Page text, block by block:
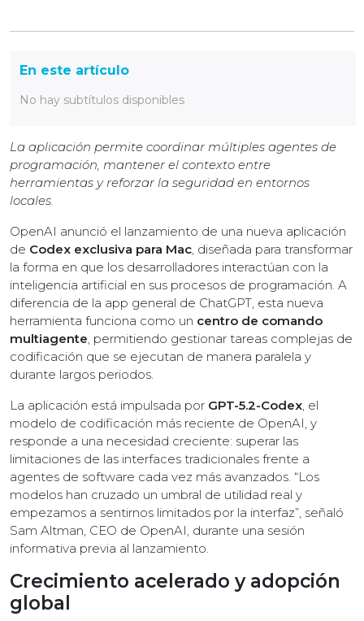
En este artículo
No hay subtítulos disponibles
La aplicación permite coordinar múltiples agentes de
programación, mantener el contexto entre
herramientas y reforzar la seguridad en entornos
locales.
OpenAI anunció el lanzamiento de una nueva aplicación
de Codex exclusiva para Mac, diseñada para transformar
la forma en que los desarrolladores interactúan con la
inteligencia artificial en sus procesos de programación. A
diferencia de la app general de ChatGPT, esta nueva
herramienta funciona como un centro de comando
multiagente, permitiendo gestionar tareas complejas de
codificación que se ejecutan de manera paralela y
durante largos periodos.
La aplicación está impulsada por GPT-5.2-Codex, el
modelo de codificación más reciente de OpenAI, y
responde a una necesidad creciente: superar las
limitaciones de las interfaces tradicionales frente a
agentes de software cada vez más avanzados. “Los
modelos han cruzado un umbral de utilidad real y
empezamos a sentirnos limitados por la interfaz”, señaló
Sam Altman, CEO de OpenAI, durante una sesión
informativa previa al lanzamiento.
Crecimiento acelerado y adopción
global